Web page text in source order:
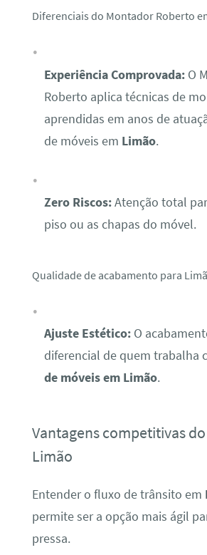
Diferenciais do Montador Roberto
Experiência Comprovada:O
Roberto aplica técnicas de
aprendidas em anos de
de móveis em Limão.
Zero Riscos:Atenção total
piso ou as chapas do móvel.
Qualidade de acabamento para
Ajuste Estético:O
diferencial de quem trabalha
de móveis em Limão.
Vantagens competitivas
Limão
Entender o fluxo de trânsito em
permite ser a opção mais ágil
pressa.